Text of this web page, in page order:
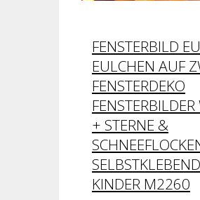
FENSTERBILD
EULCHEN AUF
FENSTERDEKO
+ STERNE &
KINDER M2260